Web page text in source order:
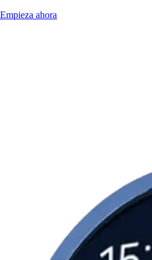
Empieza ahora